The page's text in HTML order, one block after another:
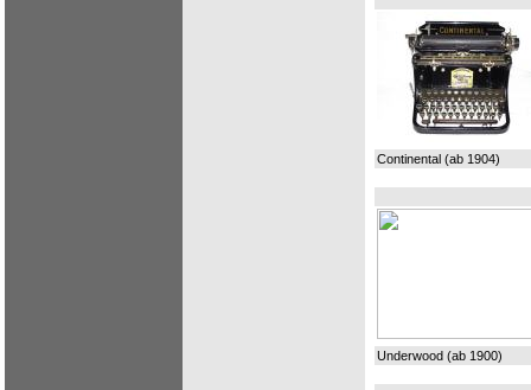
Continental (ab 1904)
Underwood (ab 1900)